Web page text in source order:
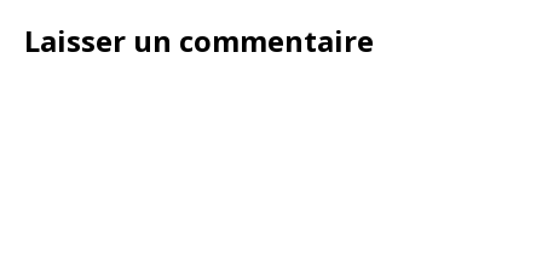
Laisser un commentaire